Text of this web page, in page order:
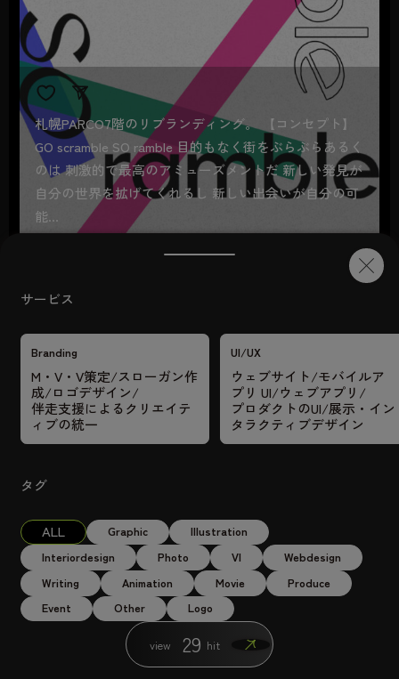
札幌PARCO7階のリブランディング。 【コンセプト】
GO scramble SO ramble 目的もなく街をぶらぶらあるく
のは 刺激的で最高のアミューズメントだ 新しい発見が
自分の世界を拡げてくれるし 新しい出会いが自分の可
能…
PARCOの訪日外国人向けのムービー。 【コンセプト】
ME and OODORY- my parco – わたしと大通 わたしのパ
ルコ カルチャーの発信地である 札幌 PARCO。 世の中
サービス
Branding
M・V・V策定/スローガン作
成/ロゴデザイン/
伴走支援によるクリエイテ
ィブの統一
UI/UX
ウェブサイト/モバイルア
プリ UI/ウェブアプリ/
プロダクトのUI/展示・イン
タラクティブデザイン
タグ
ALL Graphic
Illustration
Interiordesign
Photo VI
Webdesign
Writing
Animation Movie
Produce
Event
Other Logo
view 29 hit